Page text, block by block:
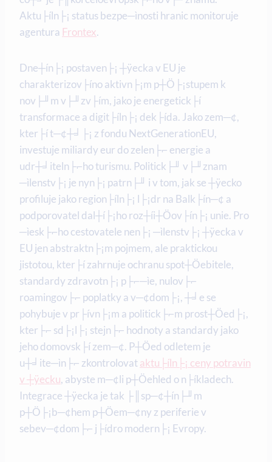
Aktu├íln├¡ status bezpe─ìnosti hranic monitoruje
agentura Frontex.
Dne┼ín├¡ postaven├¡ ┼ÿecka v EU je
charakterizov├íno aktivn├¡m p┼Ö├¡stupem k
nov├╜m v├╜zv├ím, jako je energetick├í
transformace a digit├íln├¡ dek├ída. Jako zem─¢,
kter├í t─¢┼╛├¡ z fondu NextGenerationEU,
investuje miliardy eur do zelen├⌐ energie a
udr┼╛iteln├⌐ho turismu. Politick├╜ v├╜znam
─ìlenstv├¡ je nyn├¡ patrn├╜ i v tom, jak se ┼ÿecko
profiluje jako region├íln├¡ l├¡dr na Balk├ín─¢ a
podporovatel dal┼í├¡ho roz┼íi┼Öov├ín├¡ unie. Pro
─ìesk├⌐ho cestovatele nen├¡ ─ìlenstv├¡ ┼ÿecka v
EU jen abstraktn├¡m pojmem, ale praktickou
jistotou, kter├í zahrnuje ochranu spot┼Öebitele,
standardy zdravotn├¡ p├⌐─ìe, nulov├⌐
roamingov├⌐ poplatky a v─¢dom├¡, ┼╛e se
pohybuje v pr├ívn├¡m a politick├⌐m prost┼Öed├¡,
kter├⌐ sd├¡l├¡ stejn├⌐ hodnoty a standardy jako
jeho domovsk├í zem─¢. P┼Öed odletem je
u┼╛ite─ìn├⌐ zkontrolovataktu├íln├¡ ceny potravin
v ┼ÿecku, abyste m─¢li p┼Öehled o n├íkladech.
Integrace ┼ÿecka je tak ├║sp─¢┼ín├╜m
p┼Ö├¡b─¢hem p┼Öem─¢ny z periferie v
sebev─¢dom├⌐ j├ídro modern├¡ Evropy.